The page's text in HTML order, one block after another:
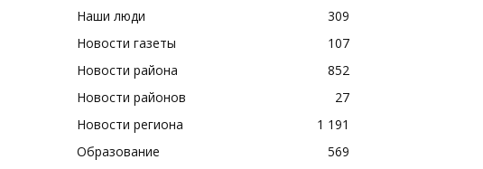
Наши люди
309
Новости газеты
107
Новости района
852
Новости районов
27
Новости региона
1 191
Образование
569